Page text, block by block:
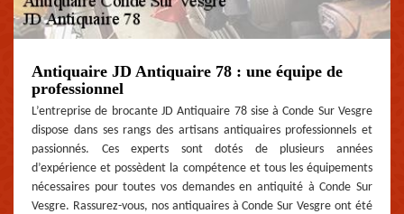
Antiquaire JD Antiquaire 78 : une équipe de
professionnel
L’entreprise de brocante JD Antiquaire 78 sise à Conde Sur Vesgre
dispose dans ses rangs des artisans antiquaires professionnels et
passionnés. Ces experts sont dotés de plusieurs années
d’expérience et possèdent la compétence et tous les équipements
nécessaires pour toutes vos demandes en antiquité à Conde Sur
Vesgre. Rassurez-vous, nos antiquaires à Conde Sur Vesgre ont été